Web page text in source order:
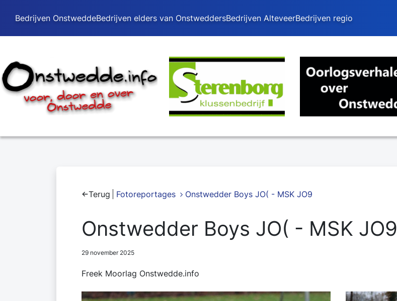
Bedrijven OnstweddeBedrijven elders van OnstweddersBedrijven AlteveerBedrijven regio
Terug Fotoreportages Onstwedder Boys JO( - MSK JO9
Onstwedder Boys JO( - MSK JO9
29 november 2025
Freek Moorlag Onstwedde.info